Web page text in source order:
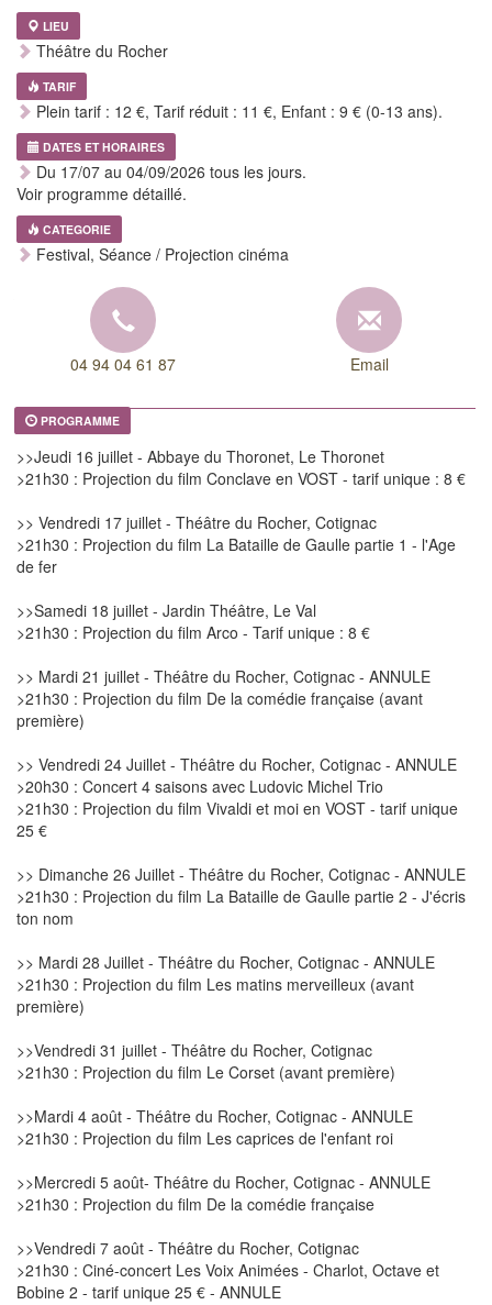
LIEU
Théâtre du Rocher
TARIF
Plein tarif : 12 €, Tarif réduit : 11 €, Enfant : 9 € (0-13 ans).
DATES ET HORAIRES
Du 17/07 au 04/09/2026 tous les jours.
Voir programme détaillé.
CATEGORIE
Festival, Séance / Projection cinéma
04 94 04 61 87 Email
PROGRAMME
>>Jeudi 16 juillet - Abbaye du Thoronet, Le Thoronet
>21h30 : Projection du film Conclave en VOST - tarif unique : 8 €
>> Vendredi 17 juillet - Théâtre du Rocher, Cotignac
>21h30 : Projection du film La Bataille de Gaulle partie 1 - l'Age
de fer
>>Samedi 18 juillet - Jardin Théâtre, Le Val
>21h30 : Projection du film Arco - Tarif unique : 8 €
>> Mardi 21 juillet - Théâtre du Rocher, Cotignac - ANNULE
>21h30 : Projection du film De la comédie française (avant
première)
>> Vendredi 24 Juillet - Théâtre du Rocher, Cotignac - ANNULE
>20h30 : Concert 4 saisons avec Ludovic Michel Trio
>21h30 : Projection du film Vivaldi et moi en VOST - tarif unique
25 €
>> Dimanche 26 Juillet - Théâtre du Rocher, Cotignac - ANNULE
>21h30 : Projection du film La Bataille de Gaulle partie 2 - J'écris
ton nom
>> Mardi 28 Juillet - Théâtre du Rocher, Cotignac - ANNULE
>21h30 : Projection du film Les matins merveilleux (avant
première)
>>Vendredi 31 juillet - Théâtre du Rocher, Cotignac
>21h30 : Projection du film Le Corset (avant première)
>>Mardi 4 août - Théâtre du Rocher, Cotignac - ANNULE
>21h30 : Projection du film Les caprices de l'enfant roi
>>Mercredi 5 août- Théâtre du Rocher, Cotignac - ANNULE
>21h30 : Projection du film De la comédie française
>>Vendredi 7 août - Théâtre du Rocher, Cotignac
>21h30 : Ciné-concert Les Voix Animées - Charlot, Octave et
Bobine 2 - tarif unique 25 € - ANNULE